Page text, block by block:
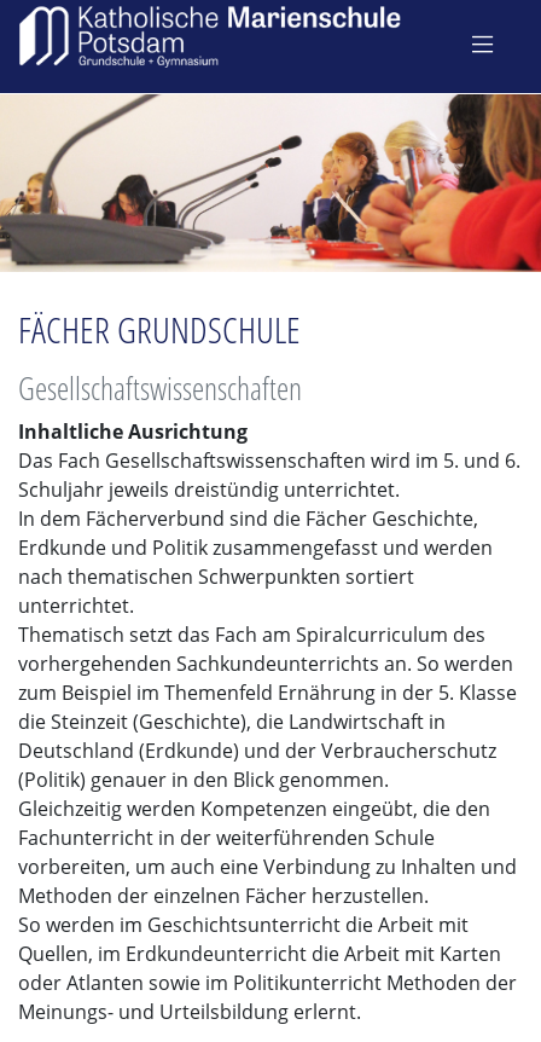
FÄCHER GRUNDSCHULE
Gesellschaftswissenschaften
Inhaltliche Ausrichtung
Das Fach Gesellschaftswissenschaften wird im 5. und 6.
Schuljahr jeweils dreistündig unterrichtet.
In dem Fächerverbund sind die Fächer Geschichte,
Erdkunde und Politik zusammengefasst und werden
nach thematischen Schwerpunkten sortiert
unterrichtet.
Thematisch setzt das Fach am Spiralcurriculum des
vorhergehenden Sachkundeunterrichts an. So werden
zum Beispiel im Themenfeld Ernährung in der 5. Klasse
die Steinzeit (Geschichte), die Landwirtschaft in
Deutschland (Erdkunde) und der Verbraucherschutz
(Politik) genauer in den Blick genommen.
Gleichzeitig werden Kompetenzen eingeübt, die den
Fachunterricht in der weiterführenden Schule
vorbereiten, um auch eine Verbindung zu Inhalten und
Methoden der einzelnen Fächer herzustellen.
So werden im Geschichtsunterricht die Arbeit mit
Quellen, im Erdkundeunterricht die Arbeit mit Karten
oder Atlanten sowie im Politikunterricht Methoden der
Meinungs- und Urteilsbildung erlernt.